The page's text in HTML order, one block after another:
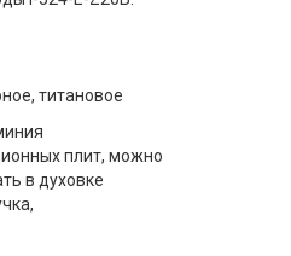
титановое
плит, можно
в духовке